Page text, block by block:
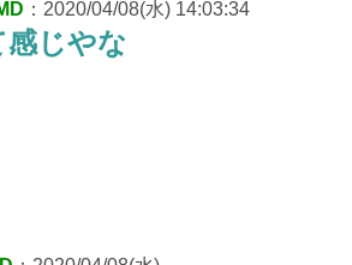
：2020/04/08(水) 14:03:34
感じやな